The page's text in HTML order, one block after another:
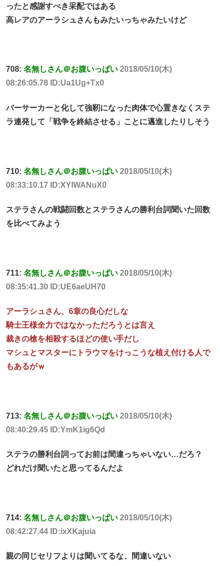
ったと感謝すべき采配ではある
高レアのアーラシュさんもみたいっちゃみたいけど
708: 名無しさん＠お腹いっぱい 2018/05/10(木)
08:26:05.78 ID:Ua1Ug+Tx0
バーサーカーと化して強靭になった肉体で心置きなくステ
ラ連発して「戦争を終結させる」ことに邁進したりしそう
710: 名無しさん＠お腹いっぱい 2018/05/10(木)
08:33:10.17 ID:XYlWANuX0
ステラさんの戦闘回数とステラさんの勝利台詞聞いた回数
を比べてみよう
711: 名無しさん＠お腹いっぱい 2018/05/10(木)
08:35:41.30 ID:UE6aeUH70
アーラシュさん、6章の良心だしな
騎士王様全力ではなかっただろうとは言え
裁きの槍を相殺するほどの使い手だし
マシュとマスターにトラウマをけっこうな植え付ける人で
もあるがｗ
713: 名無しさん＠お腹いっぱい 2018/05/10(木)
08:40:29.45 ID:YmK1ig6Qd
ステラの勝利台詞ってお前は間違っちゃいない…だろ？
どれだけ聞いたと思ってるんだよ
714: 名無しさん＠お腹いっぱい 2018/05/10(木)
08:42:27.44 ID:ixXKajuia
親の同じセリフよりは聞いてるな、間違いない